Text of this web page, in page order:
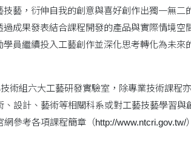
藝，衍伸自我的創意與喜好創作出獨一無二
成果發表結合課程開發的產品與實際情境空
員繼續投入工藝創作並深化思考轉化為未來
術組六大工藝研發實驗室，除專業技術課程
設計、藝術等相關科系或對工藝技藝學習與
參考各項課程簡章（http://www.ntcri.gov.tw/